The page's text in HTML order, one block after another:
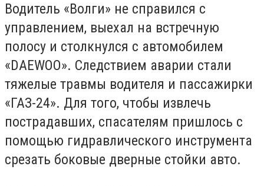
Водитель «Волги» не справился с
управлением, выехал на встречную
полосу и столкнулся с автомобилем
«DAEWOO». Следствием аварии стали
тяжелые травмы водителя и пассажирки
«ГАЗ-24». Для того, чтобы извлечь
пострадавших, спасателям пришлось с
помощью гидравлического инструмента
срезать боковые дверные стойки авто.